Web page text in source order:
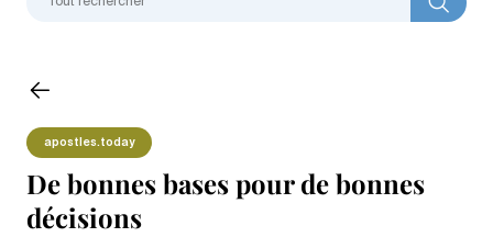
apostles.today
De bonnes bases pour de bonnes
décisions